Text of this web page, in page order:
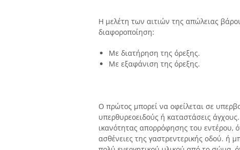
Η μελέτη των αιτιών της απώλειας
διαφοροποίηση:
Με διατήρηση της όρεξης.
Με εξαφάνιση της όρεξης.
Ο πρώτος μπορεί να οφείλεται σε
υπερθυρεοειδούς ή καταστάσεις
ικανότητας απορρόφησης του εντέρου,
ασθένειες της γαστρεντερικής οδού. ή